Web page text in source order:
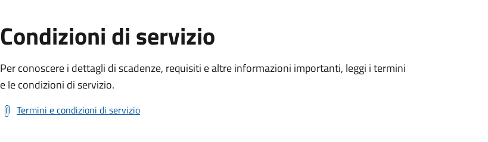
Condizioni di servizio
Per conoscere i dettagli di scadenze, requisiti e altre informazioni importanti, leggi i termini
e le condizioni di servizio.
Termini e condizioni di servizio